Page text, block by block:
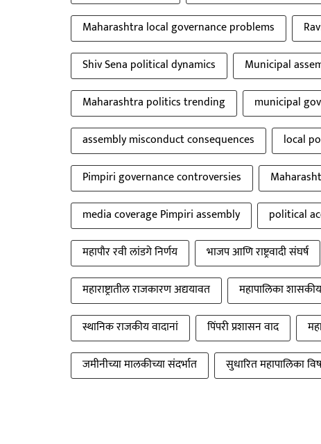
Maharashtra local governance problems
Shiv Sena political dynamics
Municipal
Maharashtra politics trending
municipal
assembly misconduct consequences
local
Pimpiri governance controversies
media coverage Pimpiri assembly
political
महापौर रवी लांडगे निर्णय
भाजप आणि राष्ट्रवादी संघर्ष
महाराष्ट्रातील राजकारण अद्ययावत
महापालिका
स्थानिक राजकीय वादानां
पिंपरी प्रशासन वाद
जमीनीच्या मालकीच्या संदर्भात
सुधारित महापालिका